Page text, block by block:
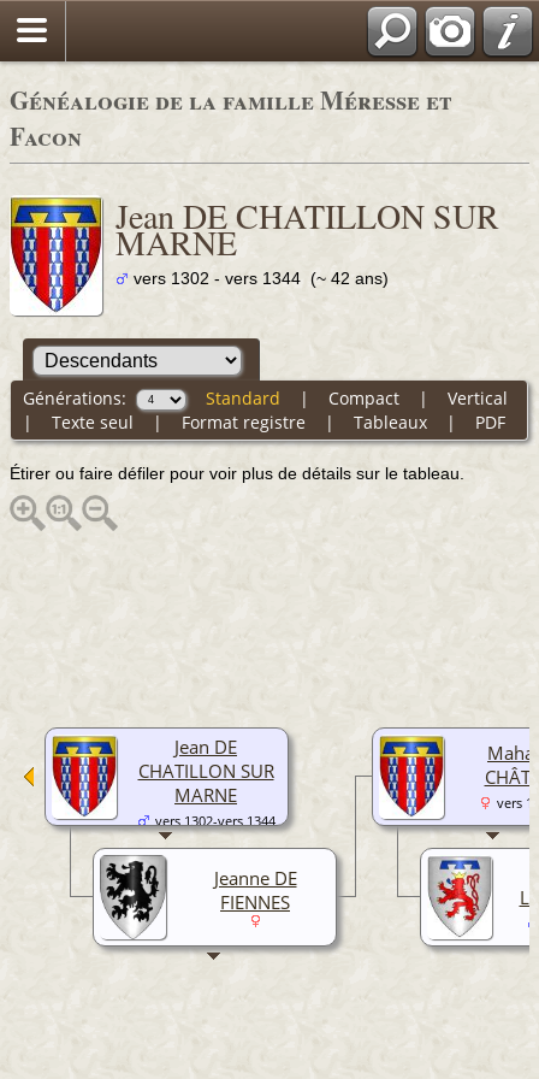
Généalogie de la famille Méresse et
Facon
Jean DE CHATILLON SUR
MARNE
vers 1302 - vers 1344 (~ 42 ans)
Générations: Standard | Compact| Vertical
| Texte seul | Format registre | Tableaux| PDF
Étirer ou faire défiler pour voir plus de détails sur le tableau.
vers
Jean DE
CHATILLON SUR
MARNE
vers 1302-vers 1344
Jeanne DE
FIENNES